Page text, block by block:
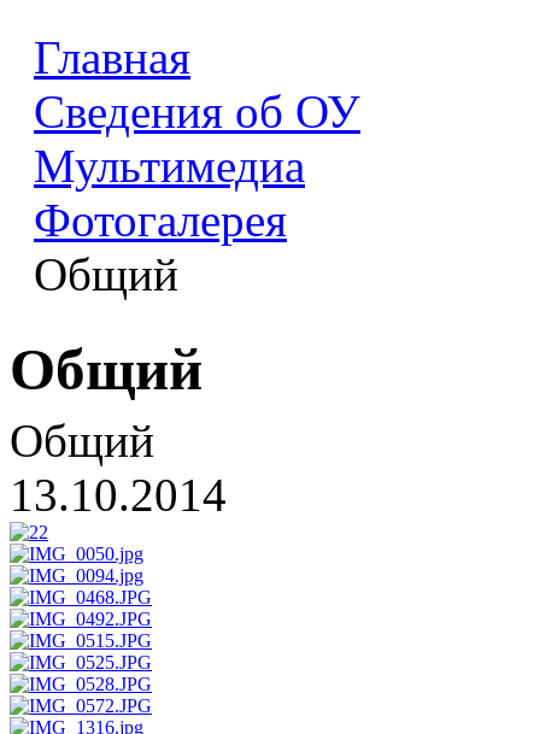
Главная
Сведения об ОУ
Мультимедиа
Фотогалерея
Общий
Общий
Общий
13.10.2014